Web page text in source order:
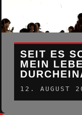
SEIT ES
MEIN
12. AUGUST